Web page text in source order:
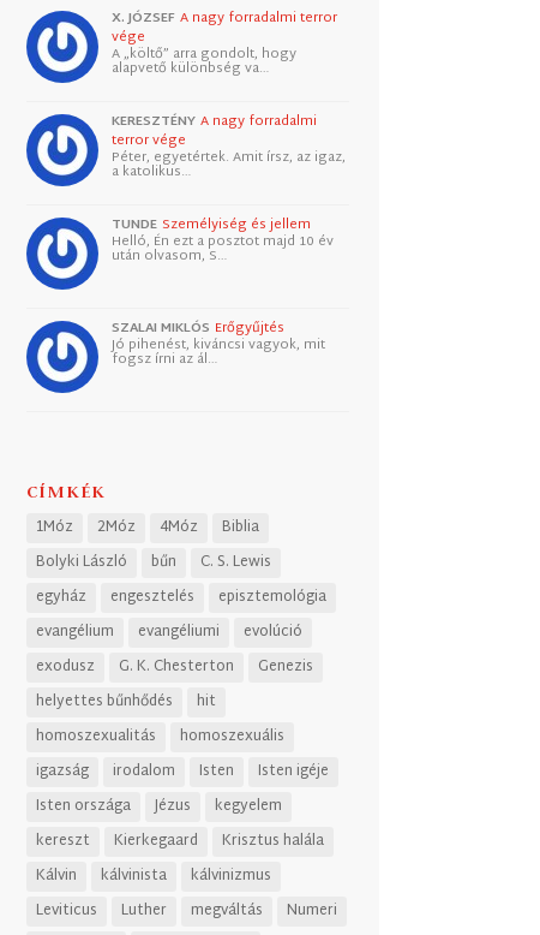
X. JÓZSEF A nagy forradalmi terror
vége
A „költő” arra gondolt, hogy
alapvető különbség va…
KERESZTÉNY A nagy forradalmi
terror vége
Péter, egyetértek. Amit írsz, az igaz,
a katolikus…
TUNDE Személyiség és jellem
Helló, Én ezt a posztot majd 10 év
után olvasom, S…
SZALAI MIKLÓS Erőgyűjtés
Jó pihenést, kiváncsi vagyok, mit
fogsz írni az ál…
CÍMKÉK
1Móz 2Móz 4Móz
Biblia
Bolyki László
bűn
C. S. Lewis
egyház
engesztelés
episztemológia
evangélium
evangéliumi
evolúció
exodusz
G. K. Chesterton
Genezis
helyettes bűnhődés
hit
homoszexualitás
homoszexuális
igazság
irodalom Isten
Isten igéje
Isten országa
Jézus
kegyelem
kereszt
Kierkegaard
Krisztus halála
Kálvin
kálvinista
kálvinizmus
Leviticus
Luther megváltás
Numeri